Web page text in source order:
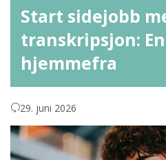
Start sidejobb
transkripsjon:
hjemmefra
29. juni 2026